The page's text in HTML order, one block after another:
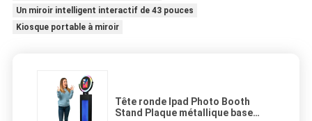
Un miroir intelligent interactif de 43 pouces
Kiosque portable à miroir
Tête ronde Ipad Photo Booth
Stand Plaque métallique base